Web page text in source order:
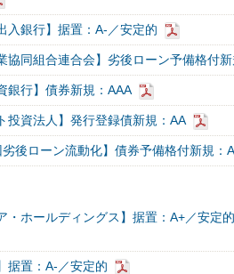
入銀行】据置：A-／安定的
協同組合連合会】劣後ローン予備格付
銀行】債券新規：AAA
投資法人】発行登録債新規：AA
劣後ローン流動化】債券予備格付新規：
・ホールディングス】据置：A+／安定
据置：A-／安定的